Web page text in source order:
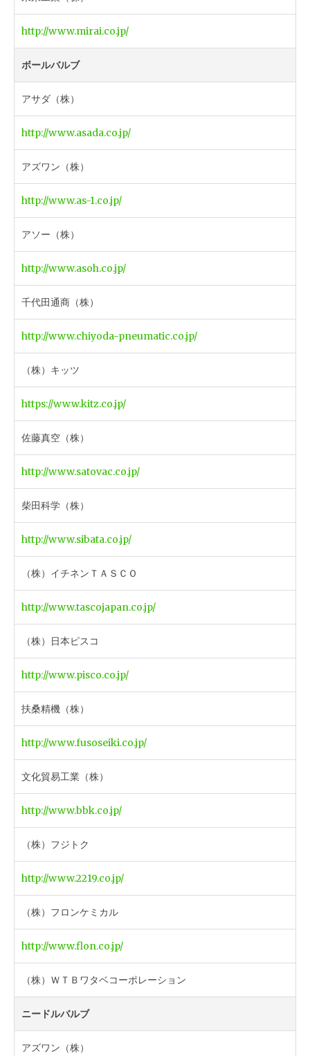
http://www.mirai.co.jp/
ボールバルブ
アサダ（株）
http://www.asada.co.jp/
アズワン（株）
http://www.as-1.co.jp/
アソー（株）
http://www.asoh.co.jp/
千代田通商（株）
http://www.chiyoda-pneumatic.co.jp/
（株）キッツ
https://www.kitz.co.jp/
佐藤真空（株）
http://www.satovac.co.jp/
柴田科学（株）
http://www.sibata.co.jp/
（株）イチネンＴＡＳＣＯ
http://www.tascojapan.co.jp/
（株）日本ピスコ
http://www.pisco.co.jp/
扶桑精機（株）
http://www.fusoseiki.co.jp/
文化貿易工業（株）
http://www.bbk.co.jp/
（株）フジトク
http://www.2219.co.jp/
（株）フロンケミカル
http://www.flon.co.jp/
（株）ＷＴＢワタベコーポレーション
ニードルバルブ
アズワン（株）